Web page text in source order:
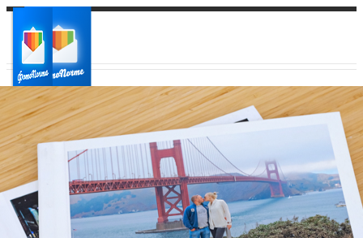
Ваш город:
Ваш регион доставки
Выберите из списка: